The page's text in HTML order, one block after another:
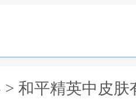
> 和平精英中皮